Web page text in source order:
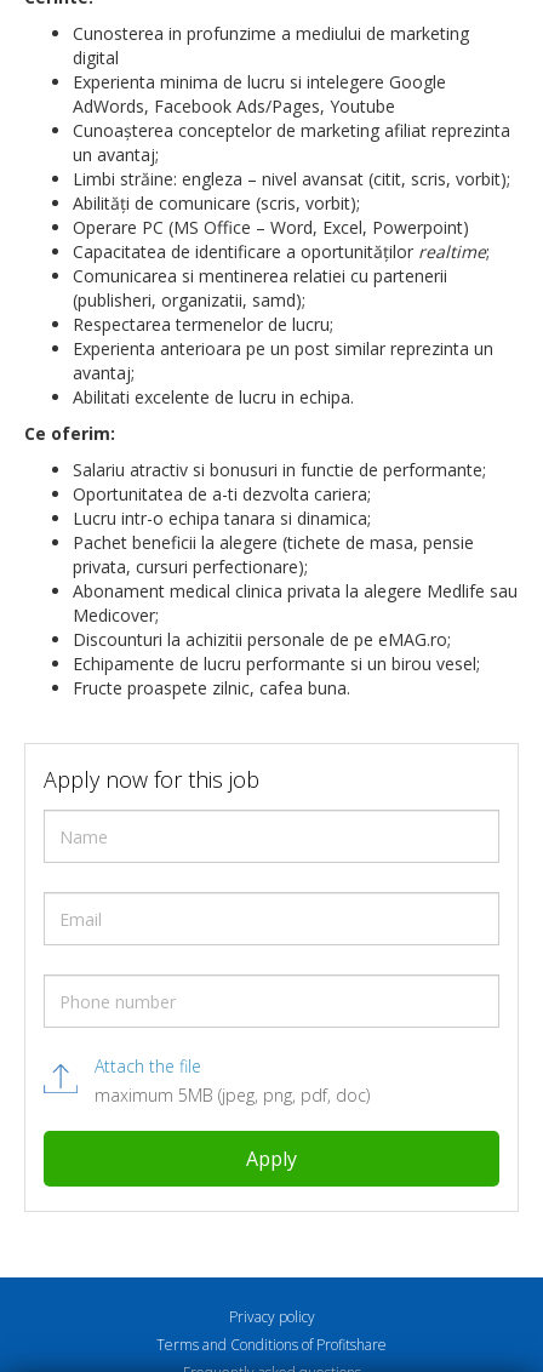
Cunosterea in profunzime a mediului de marketing
digital
Experienta minima de lucru si intelegere Google
AdWords, Facebook Ads/Pages, Youtube
Cunoașterea conceptelor de marketing afiliat reprezinta
un avantaj;
Limbi străine: engleza – nivel avansat (citit, scris, vorbit);
Abilități de comunicare (scris, vorbit);
Operare PC (MS Office – Word, Excel, Powerpoint)
Capacitatea de identificare a oportunităților realtime;
Comunicarea si mentinerea relatiei cu partenerii
(publisheri, organizatii, samd);
Respectarea termenelor de lucru;
Experienta anterioara pe un post similar reprezinta un
avantaj;
Abilitati excelente de lucru in echipa.
Ce oferim:
Salariu atractiv si bonusuri in functie de performante;
Oportunitatea de a-ti dezvolta cariera;
Lucru intr-o echipa tanara si dinamica;
Pachet beneficii la alegere (tichete de masa, pensie
privata, cursuri perfectionare);
Abonament medical clinica privata la alegere Medlife sau
Medicover;
Discounturi la achizitii personale de pe eMAG.ro;
Echipamente de lucru performante si un birou vesel;
Fructe proaspete zilnic, cafea buna.
Apply now for this job
Attach the file
maximum 5MB (jpeg, png, pdf, doc)
Privacy policy
Terms and Conditions of Profitshare